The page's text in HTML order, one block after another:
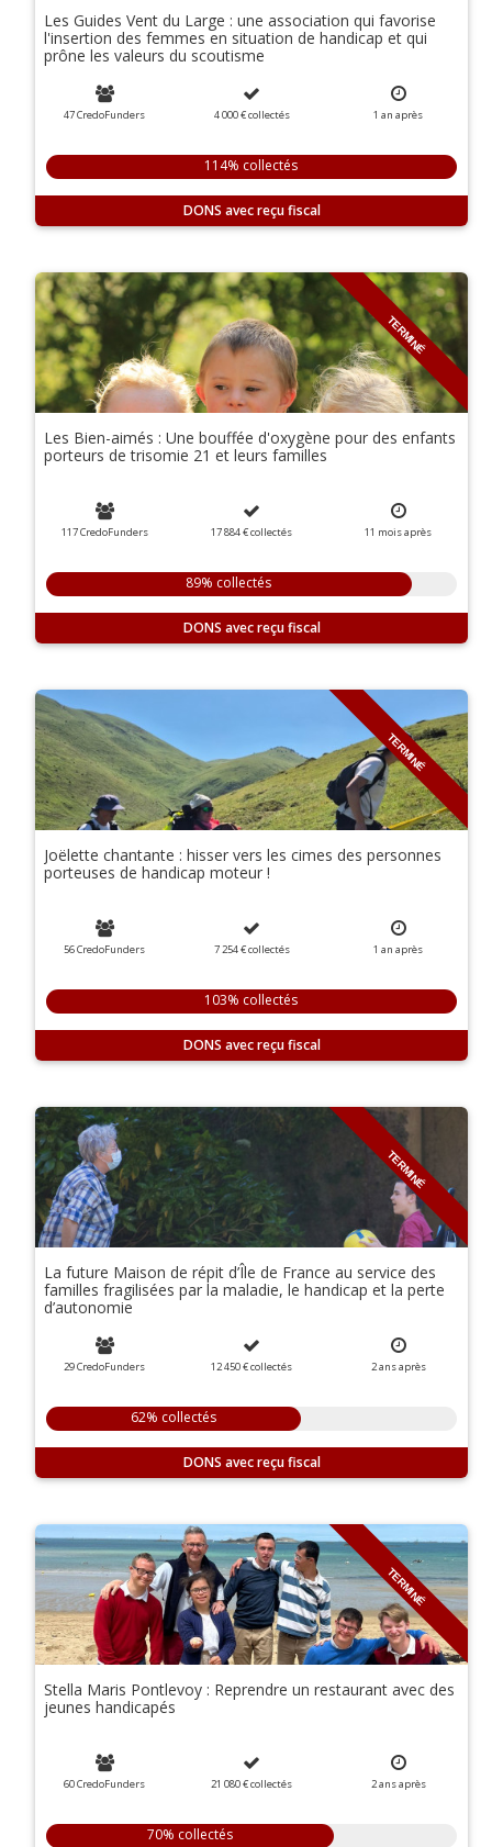
Les Guides Vent du Large : une association qui favorise
l'insertion des femmes en situation de handicap et qui
prône les valeurs du scoutisme
47 CredoFunders 4 000 €collectés 1 an après
114% collectés
DONS
TERMINÉ
Les Bien-aimés : Une bouffée d'oxygène pour des enfants
porteurs de trisomie 21 et leurs familles
117 CredoFunders 17 884 €collectés 11 moisaprès
89% collectés
DONS
TERMINÉ
Joëlette chantante : hisser vers les cimes des personnes
porteuses de handicap moteur !
56 CredoFunders 7 254 €collectés 1 an après
103% collectés
DONS
TERMINÉ
La future Maison de répit d’Île de France au service des
familles fragilisées par la maladie, le handicap et la perte
d’autonomie
29 CredoFunders 12 450 €collectés 2ansaprès
62% collectés
DONS
TERMINÉ
Stella Maris Pontlevoy : Reprendre un restaurant avec des
jeunes handicapés
60 CredoFunders 21 080 €collectés 2ansaprès
70% collectés